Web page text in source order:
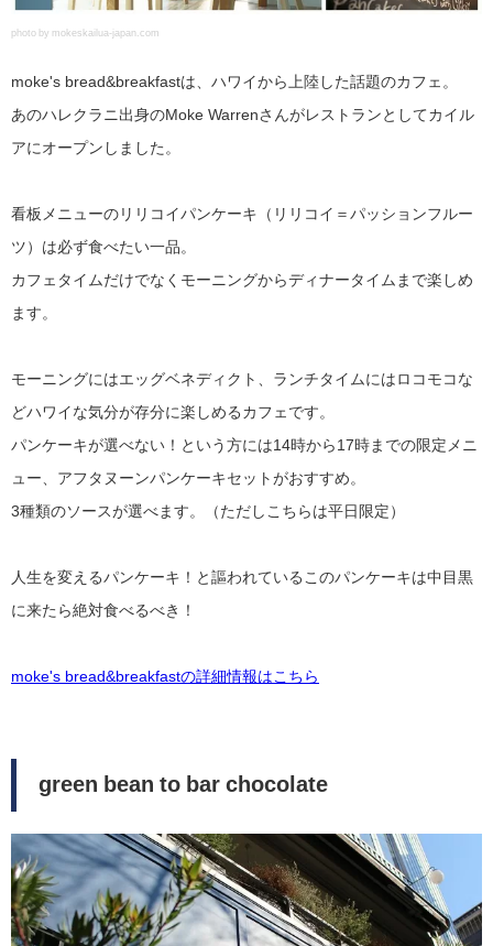
photo by mokeskailua-japan.com
moke's bread&breakfastは、ハワイから上陸した話題のカフェ。
あのハレクラニ出身のMoke Warrenさんがレストランとしてカイル
アにオープンしました。
看板メニューのリリコイパンケーキ（リリコイ＝パッションフルー
ツ）は必ず食べたい一品。
カフェタイムだけでなくモーニングからディナータイムまで楽しめ
ます。
モーニングにはエッグベネディクト、ランチタイムにはロコモコな
どハワイな気分が存分に楽しめるカフェです。
パンケーキが選べない！という方には14時から17時までの限定メニ
ュー、アフタヌーンパンケーキセットがおすすめ。
3種類のソースが選べます。（ただしこちらは平日限定）
人生を変えるパンケーキ！と謳われているこのパンケーキは中目黒
に来たら絶対食べるべき！
moke's bread&breakfastの詳細情報はこちら
green bean to bar chocolate